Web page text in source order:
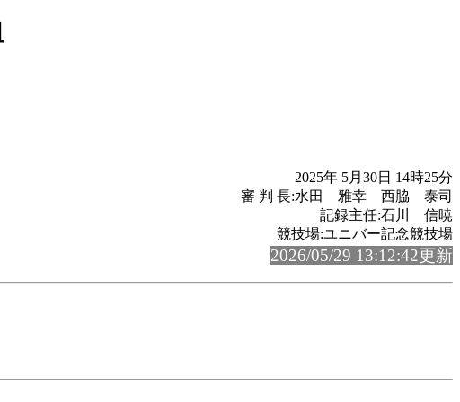
2025年 5月30日 14時25分
審 判 長:水田 雅幸 西脇 泰司
記録主任:石川 信暁
競技場:ユニバー記念競技場
2026/05/29 13:12:42更新